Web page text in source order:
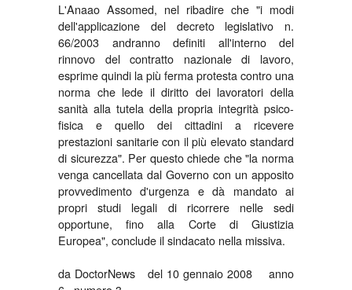
L'Anaao Assomed, nel ribadire che "i modi
dell'applicazione del decreto legislativo n.
66/2003 andranno definiti all'interno del
rinnovo del contratto nazionale di lavoro,
esprime quindi la più ferma protesta contro una
norma che lede il diritto dei lavoratori della
sanità alla tutela della propria integrità psico-
fisica e quello dei cittadini a ricevere
prestazioni sanitarie con il più elevato standard
di sicurezza". Per questo chiede che "la norma
venga cancellata dal Governo con un apposito
provvedimento d'urgenza e dà mandato ai
propri studi legali di ricorrere nelle sedi
opportune, fino alla Corte di Giustizia
Europea", conclude il sindacato nella missiva.
da DoctorNews del 10 gennaio 2008 anno